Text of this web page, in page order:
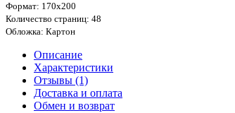
Формат: 170х200
Количество страниц: 48
Обложка: Картон
Описание
Характеристики
Отзывы (1)
Доставка и оплата
Обмен и возврат